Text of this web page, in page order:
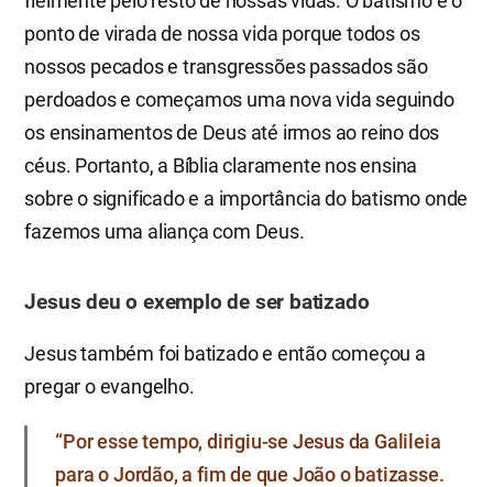
ponto de virada de nossa vida porque todos os
nossos pecados e transgressões passados são
perdoados e começamos uma nova vida seguindo
os ensinamentos de Deus até irmos ao reino dos
céus. Portanto, a Bíblia claramente nos ensina
sobre o significado e a importância do batismo onde
fazemos uma aliança com Deus.
Jesus deu o exemplo de ser batizado
Jesus também foi batizado e então começou a
pregar o evangelho.
“Por esse tempo, dirigiu-se Jesus da Galileia
para o Jordão, a fim de que João o batizasse.